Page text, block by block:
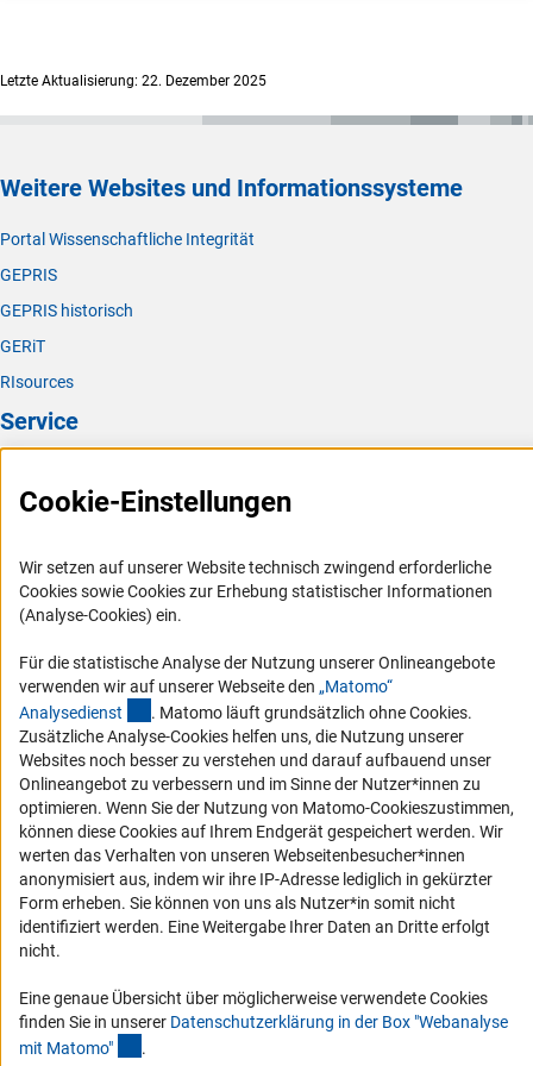
Letzte Aktualisierung: 22. Dezember 2025
Weitere Websites und Informationssysteme
Portal Wissenschaftliche Integrität
GEPRIS
GEPRIS historisch
GERiT
RIsources
Service
FAQ
Logo und Corporate Design
RSS-Feeds
Vergabeverfahren
Barrierefreiheit
Service und Informationen für Menschen mit Behinderungen
Erklärung zur Barrierefreiheit
Barriere melden
DFG-aktuell
Erhalten Sie Neuigkeiten aus der DFG direkt in Ihr Mailpostfach oder
schauen Sie sich die Ausgaben online an.
Zum Newsletter
Cookie-Einstellungen
Wir setzen auf unserer Website technisch zwingend erforderliche
Cookies sowie Cookies zur Erhebung statistischer Informationen
(Analyse-Cookies) ein.
Für die statistische Analyse der Nutzung unserer Onlineangebote
verwenden wir auf unserer Webseite den „Matomo“
Analysedienst (externer Link)
. Matomo läuft grundsätzlich ohne Cookies.
Zusätzliche Analyse-Cookies helfen uns, die Nutzung unserer
Websites noch besser zu verstehen und darauf aufbauend unser
Onlineangebot zu verbessern und im Sinne der Nutzer*innen zu
optimieren. Wenn Sie der Nutzung von Matomo-Cookieszustimmen,
können diese Cookies auf Ihrem Endgerät gespeichert werden. Wir
werten das Verhalten von unseren Webseitenbesucher*innen
anonymisiert aus, indem wir ihre IP-Adresse lediglich in gekürzter
Form erheben. Sie können von uns als Nutzer*in somit nicht
identifiziert werden. Eine Weitergabe Ihrer Daten an Dritte erfolgt
nicht.
Eine genaue Übersicht über möglicherweise verwendete Cookies
finden Sie in unserer Datenschutzerklärung in der Box "Webanalyse
mit Matomo" .